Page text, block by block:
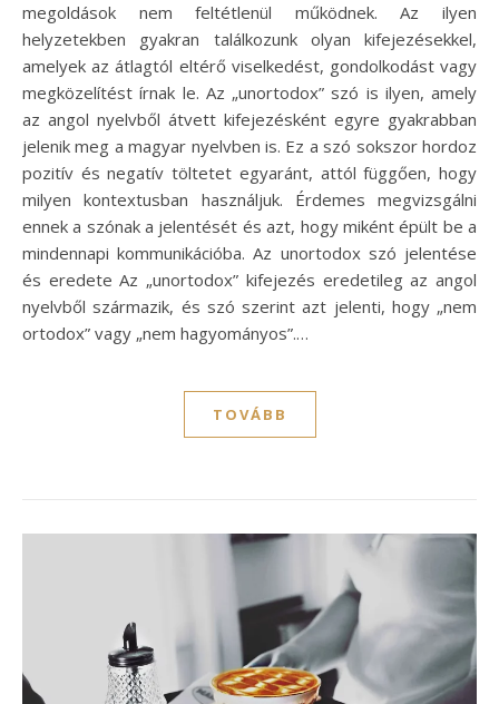
megoldások nem feltétlenül működnek. Az ilyen
helyzetekben gyakran találkozunk olyan kifejezésekkel,
amelyek az átlagtól eltérő viselkedést, gondolkodást vagy
megközelítést írnak le. Az „unortodox” szó is ilyen, amely
az angol nyelvből átvett kifejezésként egyre gyakrabban
jelenik meg a magyar nyelvben is. Ez a szó sokszor hordoz
pozitív és negatív töltetet egyaránt, attól függően, hogy
milyen kontextusban használjuk. Érdemes megvizsgálni
ennek a szónak a jelentését és azt, hogy miként épült be a
mindennapi kommunikációba. Az unortodox szó jelentése
és eredete Az „unortodox” kifejezés eredetileg az angol
nyelvből származik, és szó szerint azt jelenti, hogy „nem
ortodox” vagy „nem hagyományos”.…
TOVÁBB